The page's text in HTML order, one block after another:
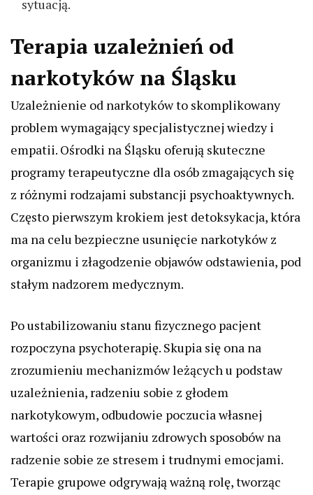
sytuacją.
Terapia uzależnień od
narkotyków na Śląsku
Uzależnienie od narkotyków to skomplikowany
problem wymagający specjalistycznej wiedzy i
empatii. Ośrodki na Śląsku oferują skuteczne
programy terapeutyczne dla osób zmagających się
z różnymi rodzajami substancji psychoaktywnych.
Często pierwszym krokiem jest detoksykacja, która
ma na celu bezpieczne usunięcie narkotyków z
organizmu i złagodzenie objawów odstawienia, pod
stałym nadzorem medycznym.
Po ustabilizowaniu stanu fizycznego pacjent
rozpoczyna psychoterapię. Skupia się ona na
zrozumieniu mechanizmów leżących u podstaw
uzależnienia, radzeniu sobie z głodem
narkotykowym, odbudowie poczucia własnej
wartości oraz rozwijaniu zdrowych sposobów na
radzenie sobie ze stresem i trudnymi emocjami.
Terapie grupowe odgrywają ważną rolę, tworząc